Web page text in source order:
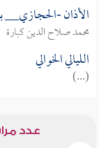
الأذان -
محمد صلاح الدين كبارة
الليالي الخوالي
(...)
عدد